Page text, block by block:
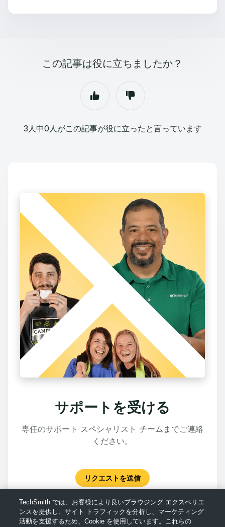
この記事は役に立ちましたか？
3人中0人がこの記事が役に立ったと言っています
サポートを受ける
専任のサポート スペシャリスト チームまでご連絡
ください。
リクエストを送信
TechSmith では、お客様により良いブラウジング エクスペリエ
ンスを提供し、サイト トラフィックを分析し、マーケティング
活動を支援するため、Cookie を使用しています。これらの